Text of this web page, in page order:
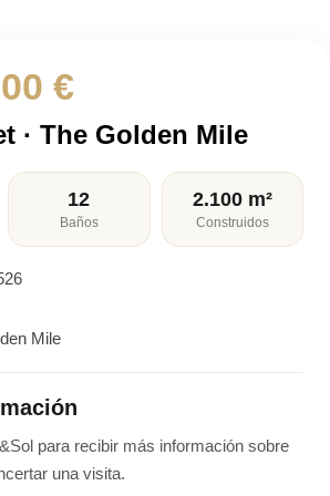
€
· The Golden Mile
12
Baños
2.100 m²
Construidos
Mile
para recibir más información sobre
una visita.